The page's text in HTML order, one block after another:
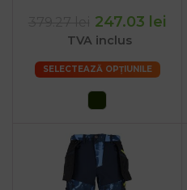
247.03 lei
TVA inclus
SELECTEAZĂ OPȚIUNILE